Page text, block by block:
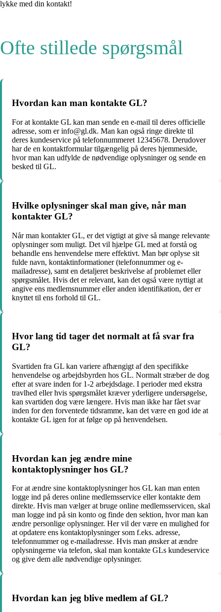
lykke med din kontakt!
Ofte stillede spørgsmål
Hvordan kan man kontakte GL?
For at kontakte GL kan man sende en e-mail til deres officielle
adresse, som er info@gl.dk. Man kan også ringe direkte til
deres kundeservice på telefonnummeret 12345678. Derudover
har de en kontaktformular tilgængelig på deres hjemmeside,
hvor man kan udfylde de nødvendige oplysninger og sende en
besked til GL.
Hvilke oplysninger skal man give, når man
kontakter GL?
Når man kontakter GL, er det vigtigt at give så mange relevante
oplysninger som muligt. Det vil hjælpe GL med at forstå og
behandle ens henvendelse mere effektivt. Man bør oplyse sit
fulde navn, kontaktinformationer (telefonnummer og e-
mailadresse), samt en detaljeret beskrivelse af problemet eller
spørgsmålet. Hvis det er relevant, kan det også være nyttigt at
angive ens medlemsnummer eller anden identifikation, der er
knyttet til ens forhold til GL.
Hvor lang tid tager det normalt at få svar fra
GL?
Svartiden fra GL kan variere afhængigt af den specifikke
henvendelse og arbejdsbyrden hos GL. Normalt stræber de dog
efter at svare inden for 1-2 arbejdsdage. I perioder med ekstra
travlhed eller hvis spørgsmålet kræver yderligere undersøgelse,
kan svartiden dog være længere. Hvis man ikke har fået svar
inden for den forventede tidsramme, kan det være en god ide at
kontakte GL igen for at følge op på henvendelsen.
Hvordan kan jeg ændre mine
kontaktoplysninger hos GL?
For at ændre sine kontaktoplysninger hos GL kan man enten
logge ind på deres online medlemsservice eller kontakte dem
direkte. Hvis man vælger at bruge online medlemsservicen, skal
man logge ind på sin konto og finde den sektion, hvor man kan
ændre personlige oplysninger. Her vil der være en mulighed for
at opdatere ens kontaktoplysninger som f.eks. adresse,
telefonnummer og e-mailadresse. Hvis man ønsker at ændre
oplysningerne via telefon, skal man kontakte GLs kundeservice
og give dem alle nødvendige oplysninger.
Hvordan kan jeg blive medlem af GL?